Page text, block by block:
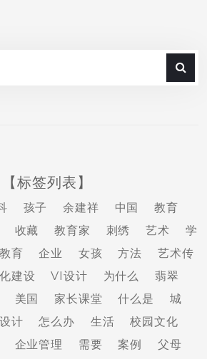
【标签列表】
孩子 余建祥 中国
教育
收藏 教育家 刺绣 艺术
学
育 企业 女孩 方法
艺术传
建设 VI设计 为什么
翡翠
美国 家长课堂 什么是
城
计 怎么办 生活
校园文化
企业管理 需要 案例
父母